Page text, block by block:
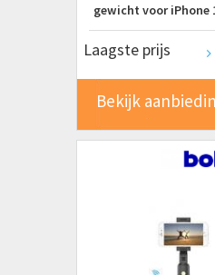
gewicht voor iPhone
(Plus) / iPhone X /
iPhone 11 (Pro / Pro
Laagste prijs
Bekijk